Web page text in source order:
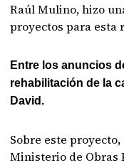
Raúl Mulino, hizo
proyectos para esta
Entre los anuncios
rehabilitación de la
David.
Sobre este
Ministerio de Obras